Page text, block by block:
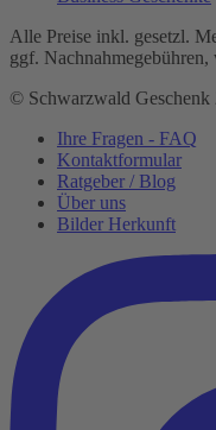
Alle Preise inkl. gesetzl.
ggf. Nachnahmegebühren,
© Schwarzwald Geschenk
Ihre Fragen - FAQ
Kontaktformular
Ratgeber / Blog
Über uns
Bilder Herkunft